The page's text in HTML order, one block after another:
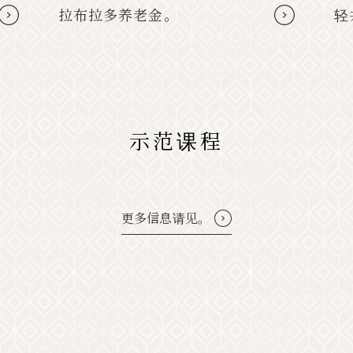
轻井泽广濑千住美术馆
示范课程
更多信息请见。